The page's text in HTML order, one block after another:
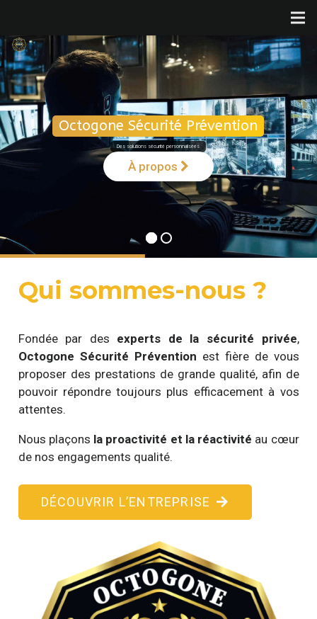
Octogone Sécurité Prévention
Des solutions sécurité personnalisées
Qui sommes-nous ?
Fondée par des experts de la sécurité privée,
Octogone Sécurité Prévention est fière de vous
proposer des prestations de grande qualité, afin de
pouvoir répondre toujours plus efficacement à vos
attentes.
Nous plaçons la proactivité et la réactivité au cœur
de nos engagements qualité.
DÉCOUVRIR L’ENTREPRISE